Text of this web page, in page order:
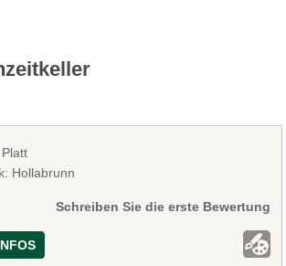
Hollabrunn
Schreiben Sie die erste Bewertung